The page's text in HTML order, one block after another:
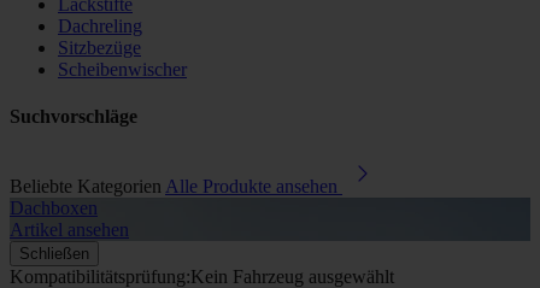
Lackstifte
Dachreling
Sitzbezüge
Scheibenwischer
Suchvorschläge
Beliebte Kategorien Alle Produkte ansehen
Dachboxen
Artikel ansehen
Schließen
Kompatibilitätsprüfung:Kein Fahrzeug ausgewählt